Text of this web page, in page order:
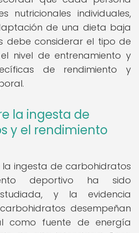
nutricionales individuales,
de una dieta baja
debe considerar el tipo de
nivel de entrenamiento y
de rendimiento y
la ingesta de
y el rendimiento
la ingesta de carbohidratos
deportivo ha sido
y la evidencia
desempeñan
como fuente de energía